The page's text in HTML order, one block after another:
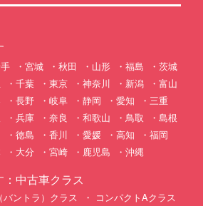
宮城 秋田 山形 福島
茨城
千葉 東京 神奈川 新潟
富山
長野 岐阜 静岡 愛知
三重
兵庫 奈良 和歌山 鳥取
島根
徳島 香川 愛媛 高知
福岡
大分 宮崎 鹿児島 沖縄
中古車クラス
バントラ）クラス
コンパクトAクラス